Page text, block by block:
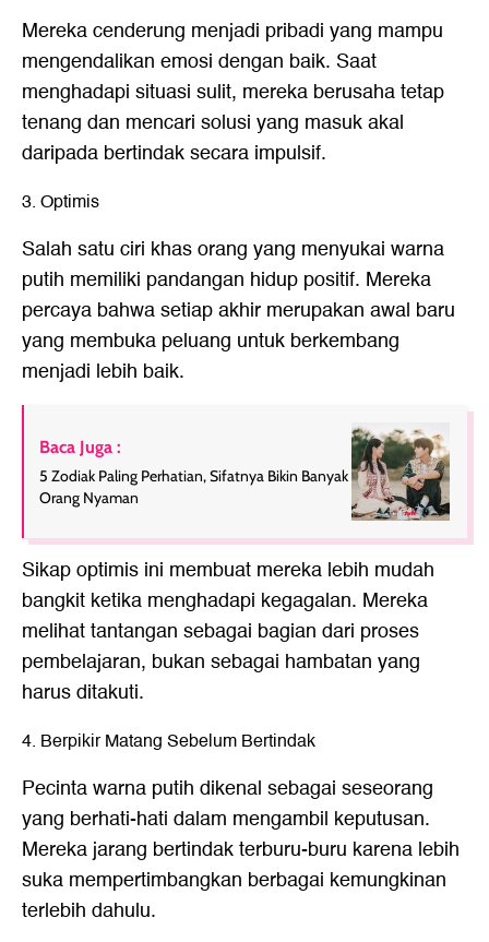
Mereka cenderung menjadi pribadi yang mampu
mengendalikan emosi dengan baik. Saat
menghadapi situasi sulit, mereka berusaha tetap
tenang dan mencari solusi yang masuk akal
daripada bertindak secara impulsif.
3. Optimis
Salah satu ciri khas orang yang menyukai warna
putih memiliki pandangan hidup positif. Mereka
percaya bahwa setiap akhir merupakan awal baru
yang membuka peluang untuk berkembang
menjadi lebih baik.
Baca Juga :
5 Zodiak Paling Perhatian, Sifatnya Bikin Banyak
Orang Nyaman
Sikap optimis ini membuat mereka lebih mudah
bangkit ketika menghadapi kegagalan. Mereka
melihat tantangan sebagai bagian dari proses
pembelajaran, bukan sebagai hambatan yang
harus ditakuti.
4. Berpikir Matang Sebelum Bertindak
Pecinta warna putih dikenal sebagai seseorang
yang berhati-hati dalam mengambil keputusan.
Mereka jarang bertindak terburu-buru karena lebih
suka mempertimbangkan berbagai kemungkinan
terlebih dahulu.